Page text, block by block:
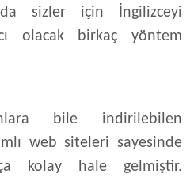
sizler için İngilizceyi
olacak birkaç yöntem
bile indirilebilen
web siteleri sayesinde
kolay hale gelmiştir.